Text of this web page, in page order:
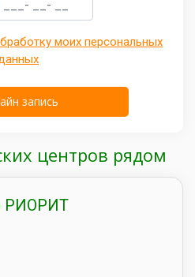
моих персональных
центров рядом
РИОРИТ